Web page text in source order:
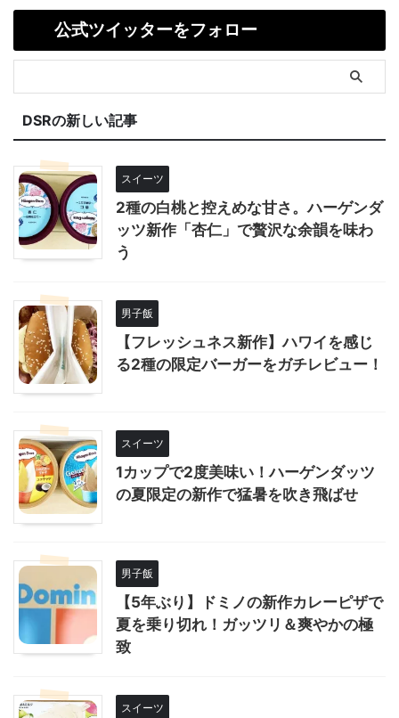
公式ツイッターをフォロー
DSRの新しい記事
スイーツ
2種の白桃と控えめな甘さ。ハーゲンダ
ッツ新作「杏仁」で贅沢な余韻を味わ
う
男子飯
【フレッシュネス新作】ハワイを感じ
る2種の限定バーガーをガチレビュー！
スイーツ
1カップで2度美味い！ハーゲンダッツ
の夏限定の新作で猛暑を吹き飛ばせ
男子飯
【5年ぶり】ドミノの新作カレーピザで
夏を乗り切れ！ガッツリ＆爽やかの極
致
スイーツ